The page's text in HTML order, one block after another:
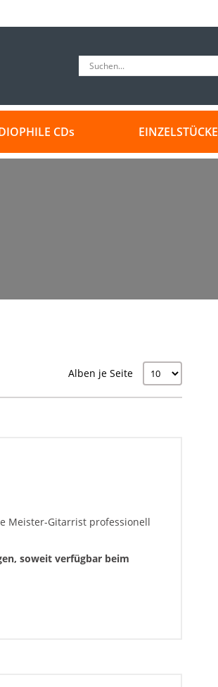
CDs EINZELSTÜCKE
Alben je Seite
Meister-Gitarrist professionell
soweit verfügbar beim